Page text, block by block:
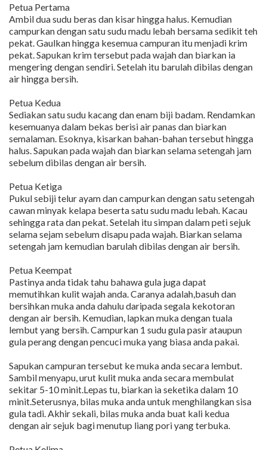
Petua Pertama
Ambil dua sudu beras dan kisar hingga halus. Kemudian
campurkan dengan satu sudu madu lebah bersama sedikit teh
pekat. Gaulkan hingga kesemua campuran itu menjadi krim
pekat. Sapukan krim tersebut pada wajah dan biarkan ia
mengering dengan sendiri. Setelah itu barulah dibilas dengan
air hingga bersih.
Petua Kedua
Sediakan satu sudu kacang dan enam biji badam. Rendamkan
kesemuanya dalam bekas berisi air panas dan biarkan
semalaman. Esoknya, kisarkan bahan-bahan tersebut hingga
halus. Sapukan pada wajah dan biarkan selama setengah jam
sebelum dibilas dengan air bersih.
Petua Ketiga
Pukul sebiji telur ayam dan campurkan dengan satu setengah
cawan minyak kelapa beserta satu sudu madu lebah. Kacau
sehingga rata dan pekat. Setelah itu simpan dalam peti sejuk
selama sejam sebelum disapu pada wajah. Biarkan selama
setengah jam kemudian barulah dibilas dengan air bersih.
Petua Keempat
Pastinya anda tidak tahu bahawa gula juga dapat
memutihkan kulit wajah anda. Caranya adalah,basuh dan
bersihkan muka anda dahulu daripada segala kekotoran
dengan air bersih. Kemudian, lapkan muka dengan tuala
lembut yang bersih. Campurkan 1 sudu gula pasir ataupun
gula perang dengan pencuci muka yang biasa anda pakai.
Sapukan campuran tersebut ke muka anda secara lembut.
Sambil menyapu, urut kulit muka anda secara membulat
sekitar 5-10 minit.Lepas tu, biarkan ia seketika dalam 10
minit.Seterusnya, bilas muka anda untuk menghilangkan sisa
gula tadi. Akhir sekali, bilas muka anda buat kali kedua
dengan air sejuk bagi menutup liang pori yang terbuka.